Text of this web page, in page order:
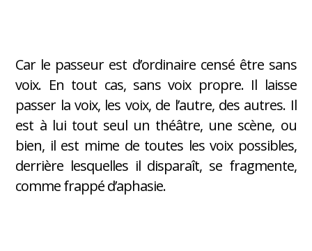
Car le passeur est d’ordinaire censé être sans
voix. En tout cas, sans voix propre. Il laisse
passer la voix, les voix, de l’autre, des autres. Il
est à lui tout seul un théâtre, une scène, ou
bien, il est mime de toutes les voix possibles,
derrière lesquelles il disparaît, se fragmente,
comme frappé d’aphasie.